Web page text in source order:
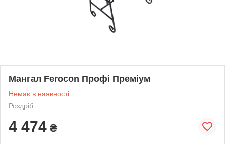
Мангал Ferocon Профі Преміум
Немає в наявності
Роздріб
4 474 ₴